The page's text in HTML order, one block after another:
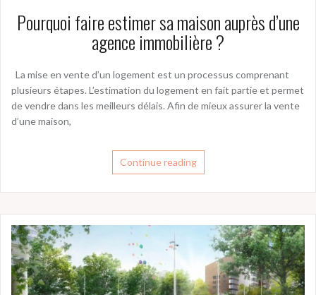
Pourquoi faire estimer sa maison auprès d’une
agence immobilière ?
La mise en vente d’un logement est un processus comprenant
plusieurs étapes. L’estimation du logement en fait partie et permet
de vendre dans les meilleurs délais. Afin de mieux assurer la vente
d’une maison,
Continue reading